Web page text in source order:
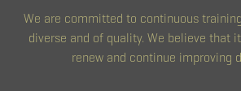
We are committed to continuous
diverse and of quality. We believe that
renew and continue improving